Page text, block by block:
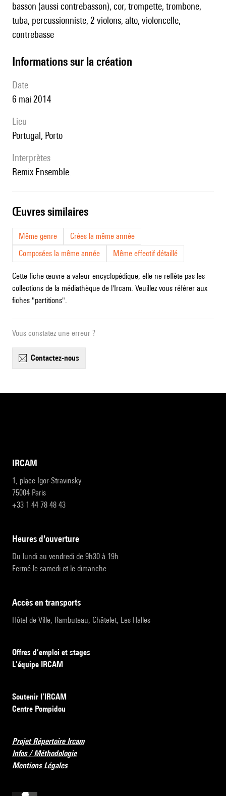
basson (aussi contrebasson), cor, trompette, trombone,
tuba, percussionniste, 2 violons, alto, violoncelle,
contrebasse
informations sur la création
date
6 mai 2014
lieu
Portugal, Porto
interprètes
Remix Ensemble.
œuvres similaires
Même genre
Crées la même année
Composées la même année
Même effectif détaillé
Cette fiche œuvre a valeur encyclopédique, elle ne reflète pas les
collections de la médiathèque de l'Ircam. Veuillez vous référer aux
fiches "partitions".
Vous constatez une erreur ?
contactez-nous
IRCAM
1, place Igor-Stravinsky
75004 Paris
+33 1 44 78 48 43
heures d'ouverture
Du lundi au vendredi de 9h30 à 19h
Fermé le samedi et le dimanche
accès en transports
Hôtel de Ville, Rambuteau, Châtelet, Les Halles
Offres d’emploi et stages
L’équipe IRCAM
Soutenir l’IRCAM
Centre Pompidou
Projet Répertoire Ircam
Infos / Méthodologie
Mentions Légales